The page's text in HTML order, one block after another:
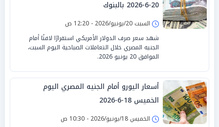
20-6-2026 بالبنوك
السبت 20/يونيو/2026 - 12:20 ص
شهد سعر صرف الدولار الأمريكي استقرارًا لافتًا أمام
الجنيه المصري خلال التعاملات الصباحية اليوم السبت،
الموافق 20 يونيو 2026.
أسعار اليورو أمام الجنيه المصري اليوم
الخميس 18-6-2026
الخميس 18/يونيو/2026 - 10:30 ص